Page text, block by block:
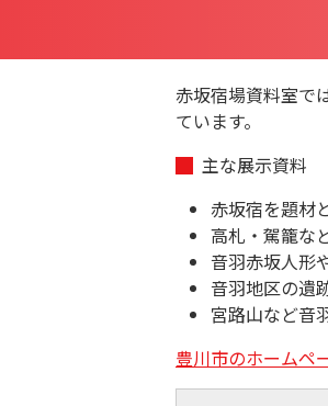
赤坂宿場資料室で
ています。
主な展示資料
赤坂宿を題材
高札・駕籠な
音羽赤坂人形
音羽地区の遺
宮路山など音
豊川市のホームペ